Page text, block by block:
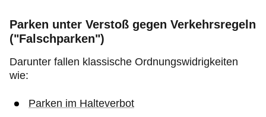
Parken unter Verstoß gegen Verkehrsregeln
("Falschparken")
Darunter fallen klassische Ordnungswidrigkeiten
wie:
Parken im Halteverbot